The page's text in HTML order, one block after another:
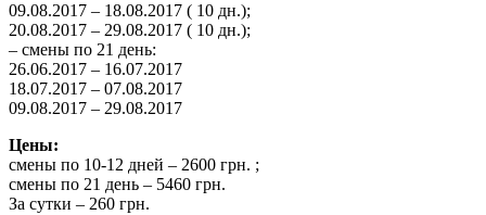
09.08.2017 – 18.08.2017 ( 10 дн.);
20.08.2017 – 29.08.2017 ( 10 дн.);
– смены по 21 день:
26.06.2017 – 16.07.2017
18.07.2017 – 07.08.2017
09.08.2017 – 29.08.2017
Цены:
смены по 10-12 дней – 2600 грн. ;
смены по 21 день – 5460 грн.
За сутки – 260 грн.